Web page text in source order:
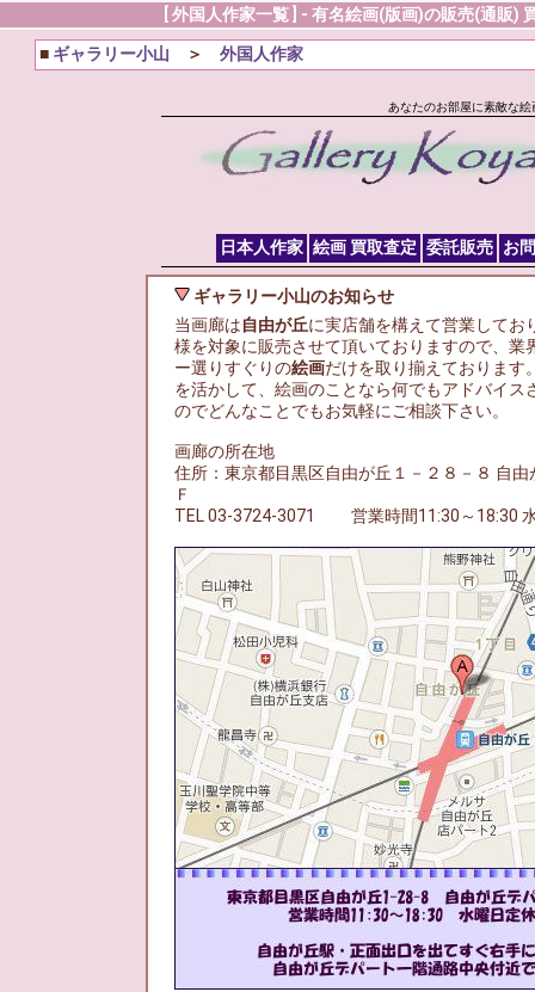
[ 外国人作家一覧 ] - 有名絵画(版画)の販売(通販)
■ ギャラリー小山 ＞ 外国人作家
あなたのお部屋に素敵な
日本人作家 絵画 買取査定 委託販売 お
ギャラリー小山のお知らせ
当画廊は自由が丘に実店舗を構えて営業してお
様を対象に販売させて頂いておりますので、業
ー選りすぐりの絵画だけを取り揃えております
を活かして、絵画のことなら何でもアドバイス
のでどんなことでもお気軽にご相談下さい。
画廊の所在地
住所：東京都目黒区自由が丘１－２８－８ 自由
Ｆ
TEL 03-3724-3071
営業時間11:30～18:30